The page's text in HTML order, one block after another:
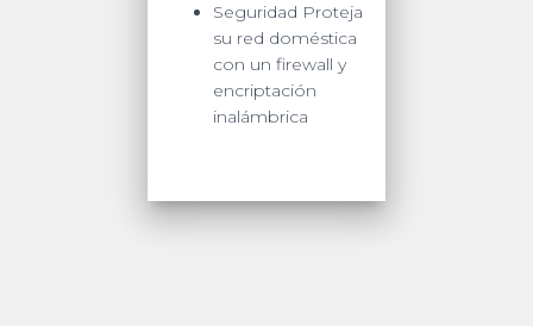
Seguridad Proteja
su red doméstica
con un firewall y
encriptación
inalámbrica